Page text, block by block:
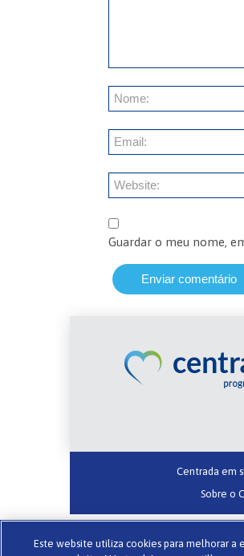
Guardar o meu nome,
Centrada em
Sobre o
Este website utiliza cookies para melhorar